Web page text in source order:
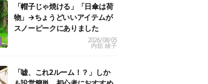
「帽子じゃ焼ける」「日傘は荷
物」→ちょうどいいアイテムが
スノーピークにありました
2026/08/05
内舘 綾子
「嘘、これ2ルーム！？」しか